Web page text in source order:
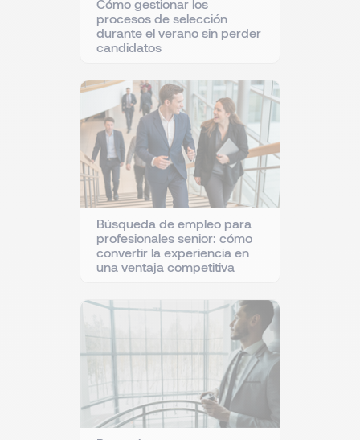
Cómo gestionar los
procesos de selección
durante el verano sin perder
candidatos
Búsqueda de empleo para
profesionales senior: cómo
convertir la experiencia en
una ventaja competitiva